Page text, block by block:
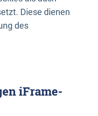
Diese dienen
des
iFrame-